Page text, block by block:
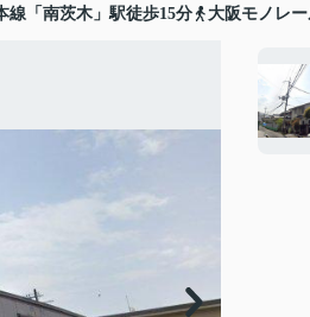
線「南茨木」駅徒歩15分 大阪モノレ